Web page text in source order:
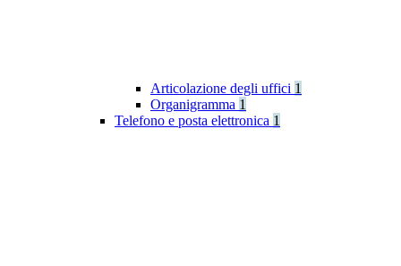
Articolazione degli uffici 1
Organigramma 1
Telefono e posta elettronica 1